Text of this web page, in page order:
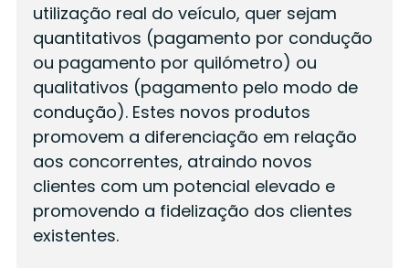
utilização real do veículo, quer sejam
quantitativos (pagamento por condução
ou pagamento por quilómetro) ou
qualitativos (pagamento pelo modo de
condução). Estes novos produtos
promovem a diferenciação em relação
aos concorrentes, atraindo novos
clientes com um potencial elevado e
promovendo a fidelização dos clientes
existentes.